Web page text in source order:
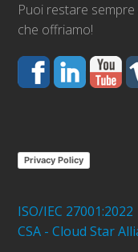
Puoi restare
che offriamo!
Privacy Policy
ISO/IEC 27001:2022
CSA - Cloud Star